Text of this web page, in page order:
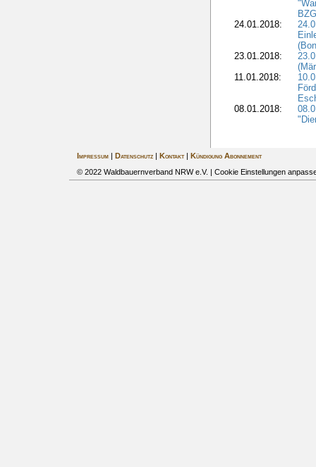
24.01.2018:
23.01.2018:
11.01.2018:
08.01.2018:
Impressum| Datenschutz| Kontakt|
Kündigung Abonnement
© 2022 Waldbauernverband NRW e.V. | Cookie Einstellungen